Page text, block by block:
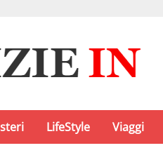
LifeStyle Viaggi